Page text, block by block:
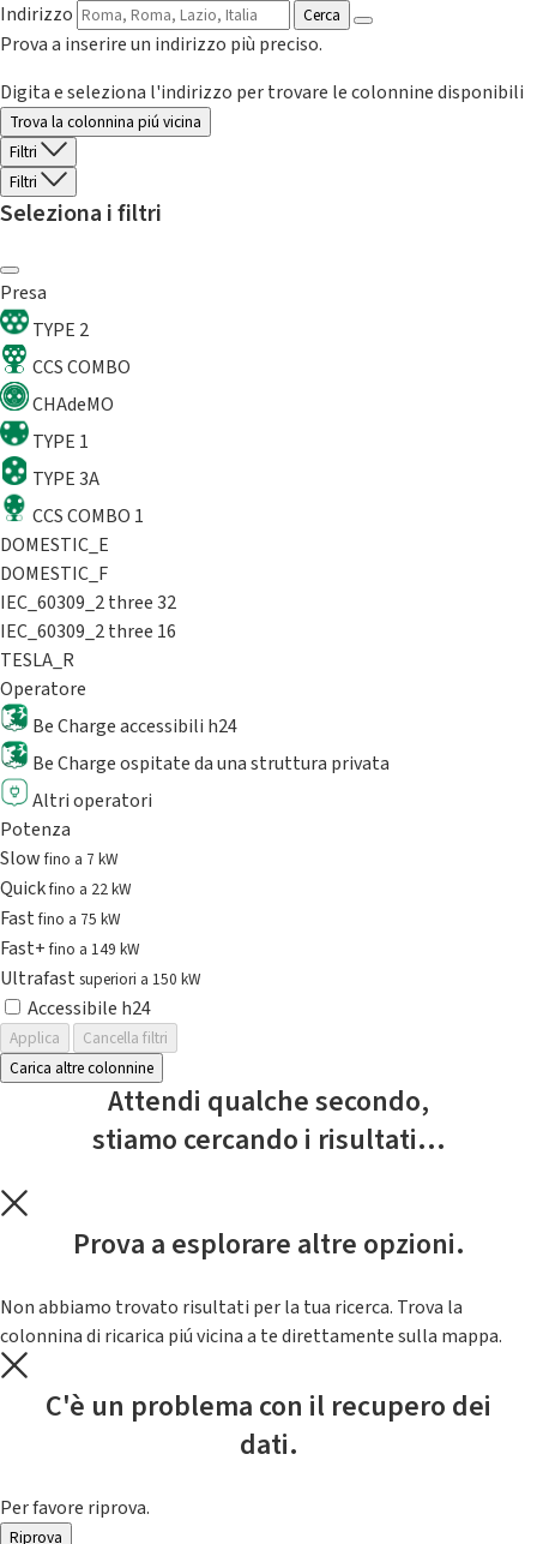
Indirizzo
Cerca
Prova a inserire un indirizzo più preciso.
Digita e seleziona l'indirizzo per trovare le colonnine disponibili
Trova la colonnina piú vicina
Filtri
Filtri
Seleziona i filtri
Presa
TYPE 2
CCS COMBO
CHAdeMO
TYPE 1
TYPE 3A
CCS COMBO 1
DOMESTIC_E
DOMESTIC_F
IEC_60309_2 three 32
IEC_60309_2 three 16
TESLA_R
Operatore
Be Charge accessibili h24
Be Charge ospitate da una struttura privata
Altri operatori
Potenza
Slowfino a 7 kW
Quickfino a 22 kW
Fastfino a 75 kW
Fast+fino a 149 kW
Ultrafast superiori a 150 kW
Accessibile h24
Applica
Cancella filtri
Carica altre colonnine
Attendi qualche secondo,
stiamo cercando i risultati...
Prova a esplorare altre opzioni.
Non abbiamo trovato risultati per la tua ricerca. Trova la
colonnina di ricarica piú vicina a te direttamente sulla mappa.
C'è un problema con il recupero dei
dati.
Per favore riprova.
Riprova